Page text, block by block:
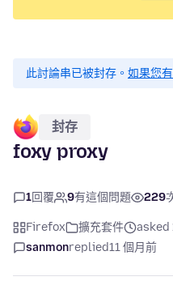
此討論串已被封存。 如果您
封存
foxy proxy
1回覆 9有這個問題 229
Firefox 擴充套件
asked
sanmonreplied11 個月前